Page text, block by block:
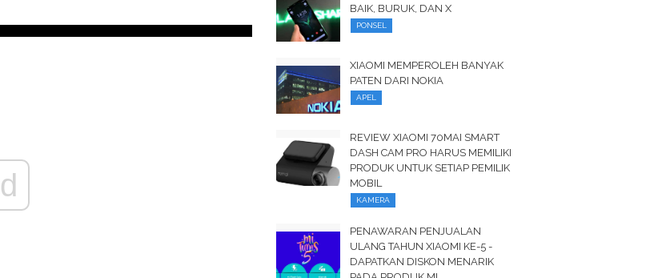
BAIK, BURUK, DAN X
PONSEL
XIAOMI MEMPEROLEH BANYAK
PATEN DARI NOKIA
APEL
REVIEW XIAOMI 70MAI SMART
DASH CAM PRO HARUS MEMILIKI
PRODUK UNTUK SETIAP PEMILIK
MOBIL
KAMERA
PENAWARAN PENJUALAN
ULANG TAHUN XIAOMI KE-5 -
DAPATKAN DISKON MENARIK